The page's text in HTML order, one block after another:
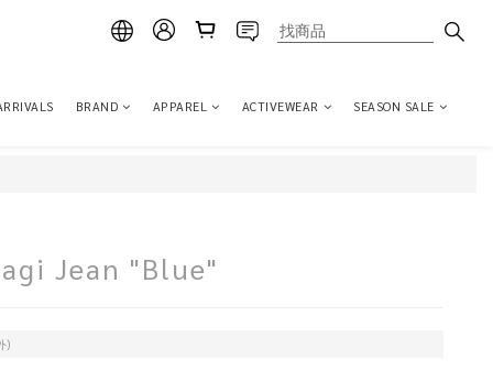
BRAND APPAREL ACTIVEWEAR SEASON SALE
Jean "Blue"
)